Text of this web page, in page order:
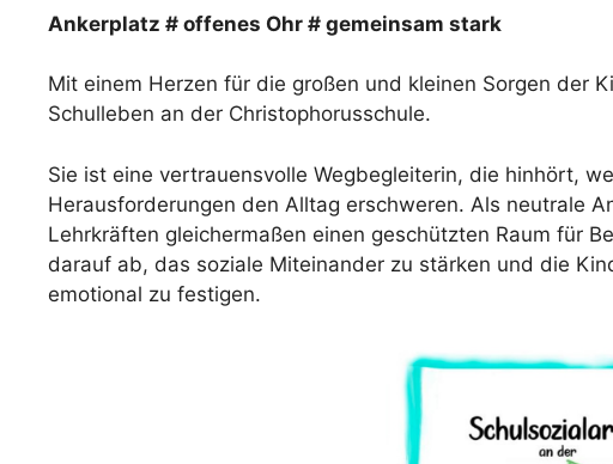
Ankerplatz # offenes Ohr # gemeinsam stark
Mit einem Herzen für die großen und kleinen Sorgen der
Schulleben an der Christophorusschule.
Sie ist eine vertrauensvolle Wegbegleiterin, die hinhört,
Herausforderungen den Alltag erschweren. Als neutrale
Lehrkräften gleichermaßen einen geschützten Raum für
darauf ab, das soziale Miteinander zu stärken und die
emotional zu festigen.